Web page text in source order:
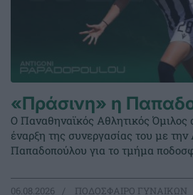
«Πράσινη» η
Ο Παναθηναϊκός Αθλητικός Όμιλος
έναρξη της συνεργασίας του με την
Παπαδοπούλου για το τμήμα
06.08.2026 ΠΟΔΟΣΦΑΙΡΟ ΓΥΝΑΙΚΩΝ